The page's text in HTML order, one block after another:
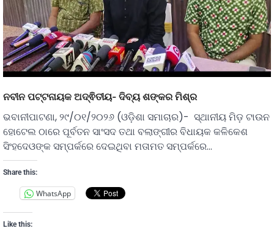
ନବୀନ ପଟ୍ଟନାୟକ ଅଦ୍ଵିତୀୟ- ଦିବ୍ୟ ଶଙ୍କର ମିଶ୍ର
ଭବାନୀପାଟଣା, ୨୯/୦୧/୨୦୨୬ (ଓଡ଼ିଶା ସମାଚାର)- ସ୍ଥାନୀୟ ମିଡ଼ ଟାଉନ
ହୋଟେଲ ଠାରେ ପୂର୍ବତନ ସାଂସଦ ତଥା ବଲାଙ୍ଗୀର ବିଧାୟକ କଳିକେଶ
ସିଂହଦେଓଙ୍କ ସମ୍ପର୍କରେ ଦେଇଥିବା ମତାମତ ସମ୍ପର୍କରେ…
Share this:
WhatsApp
Like this: